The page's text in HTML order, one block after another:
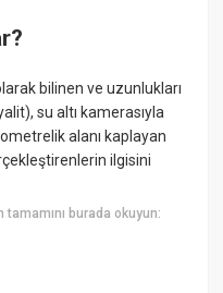
bilinen ve uzunlukları
su altı kamerasıyla
alanı kaplayan
ilgisini
tamamını burada okuyun: